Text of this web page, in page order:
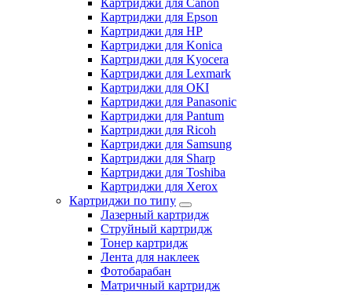
Картриджи для Canon
Картриджи для Epson
Картриджи для HP
Картриджи для Konica
Картриджи для Kyocera
Картриджи для Lexmark
Картриджи для OKI
Картриджи для Panasonic
Картриджи для Pantum
Картриджи для Ricoh
Картриджи для Samsung
Картриджи для Sharp
Картриджи для Toshiba
Картриджи для Xerox
Картриджи по типу
Лазерный картридж
Струйный картридж
Тонер картридж
Лента для наклеек
Фотобарабан
Матричный картридж